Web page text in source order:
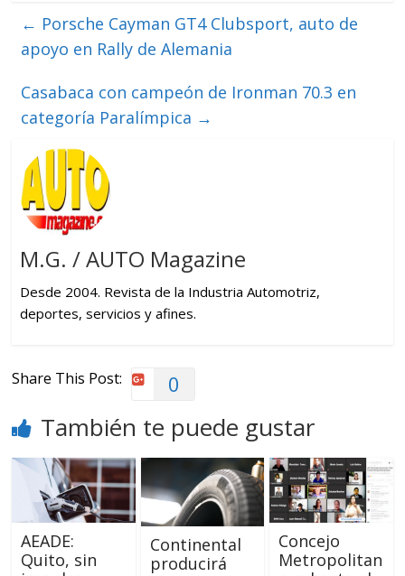
← Porsche Cayman GT4 Clubsport, auto de
apoyo en Rally de Alemania
Casabaca con campeón de Ironman 70.3 en
categoría Paralímpica →
M.G. / AUTO Magazine
Desde 2004. Revista de la Industria Automotriz,
deportes, servicios y afines.
Share This Post: 0
También te puede gustar
AEADE:
Quito, sin
Continental
producirá
Concejo
Metropolitan